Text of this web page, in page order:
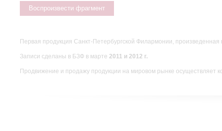
Воспроизвести фрагмент
Первая продукция Санкт-Петербургской Филармонии,
Записи сделаны в БЗФ в марте 2011 и 2012 г.
Продвижение и продажу продукции на мировом рынке осуществляет